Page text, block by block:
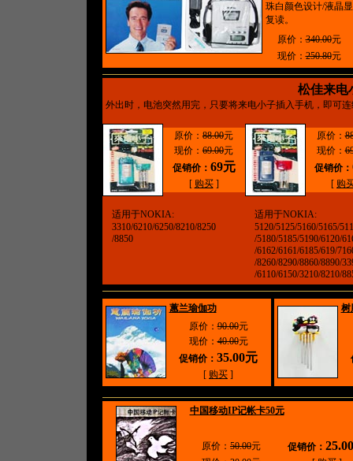
珠白颜色设计/液晶
复读。
原价：340.00元
现价：250.80元
松佳来电
外出时，电池突然用完，只要将来电小子插入手机，即可
原价： 88.00元
现价： 69.00元
促销价： 69元
[ 购买]
原价：
现价：
促销价：
[ 购
适用于NOKIA:
3310/6210/6250/8210/8250
/8850
适用于NOKIA:
5120/5125/5160/5165/
/5180/5185/5190/6120/
/6162/6161/6185/619/
/8260/8290/8860/8890/
/6110/6150/3210/8210/
蕙兰瑜伽功
原价：90.00元
现价：40.00元
促销价： 35.00元
[ 购买 ]
树
中国移动IP记帐卡50元
原价： 50.00元 促销价：